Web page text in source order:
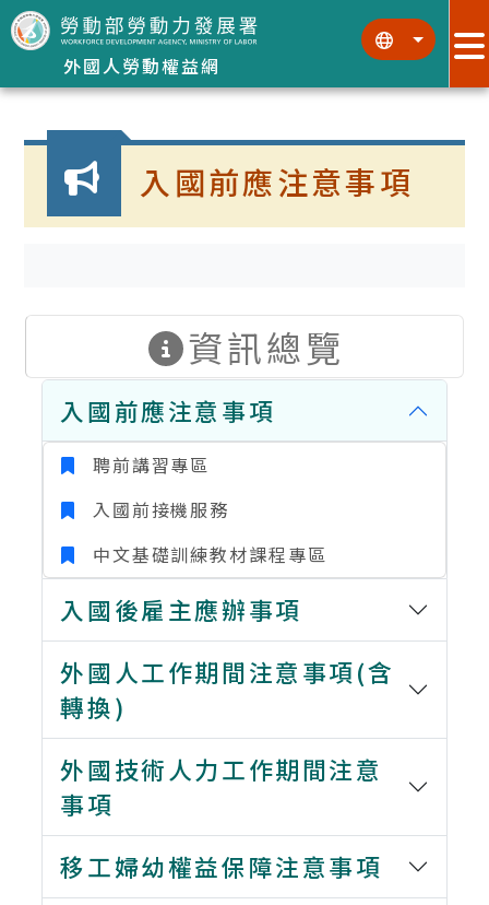
跳到主要內容區塊
外國人勞動權益網
::: :::
:::
入國前應注意事項
資訊總覽
入國前應注意事項
聘前講習專區
入國前接機服務
中文基礎訓練教材課程專區
入國後雇主應辦事項
外國人工作期間注意事項(含
轉換)
外國技術人力工作期間注意
事項
移工婦幼權益保障注意事項